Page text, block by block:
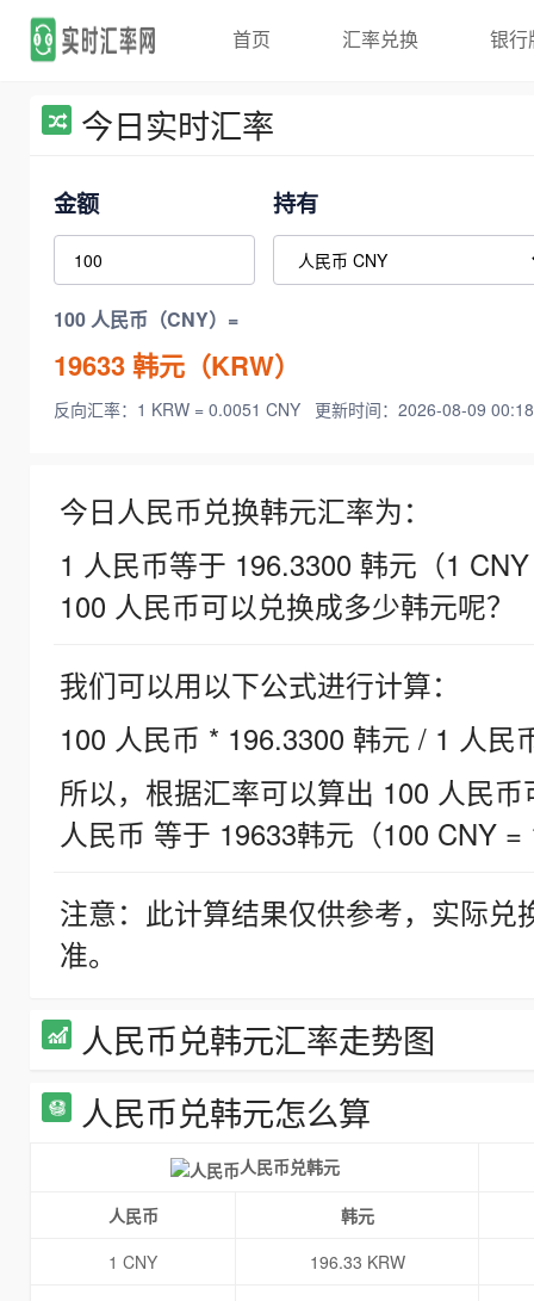
首页 汇率兑换 银行
今日实时汇率
金额 持有
100 人民币（CNY）=
19633韩元（KRW）
反向汇率：1 KRW = 0.0051 CNY 更新时间：2026-08-09
今日人民币兑换韩元汇率为：
1 人民币等于 196.3300 韩元（1
100 人民币可以兑换成多少韩元呢？
我们可以用以下公式进行计算：
100 人民币 * 196.3300 韩元 / 1 人民
所以，根据汇率可以算出 100 人民
人民币 等于 19633韩元（100 CNY =
注意：此计算结果仅供参考，实际
准。
人民币兑韩元汇率走势图
人民币兑韩元怎么算
人民币兑韩元
人民币
韩元
1 CNY
196.33 KRW